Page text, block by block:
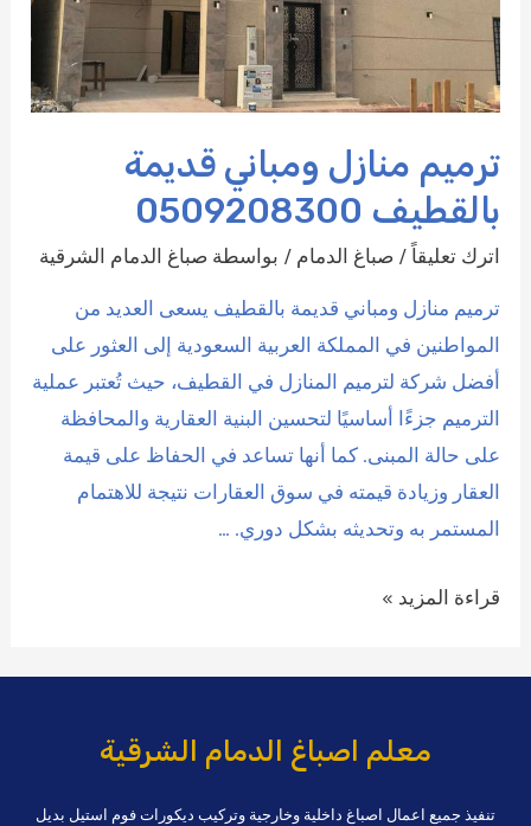
ترميم منازل ومباني قديمة
بالقطيف 0509208300
اترك تعليقاً /صباغ الدمام / بواسطة صباغ الدمام الشرقية
ترميم منازل ومباني قديمة بالقطيف يسعى العديد من
المواطنين في المملكة العربية السعودية إلى العثور على
أفضل شركة لترميم المنازل في القطيف، حيث تُعتبر عملية
الترميم جزءًا أساسيًا لتحسين البنية العقارية والمحافظة
على حالة المبنى. كما أنها تساعد في الحفاظ على قيمة
العقار وزيادة قيمته في سوق العقارات نتيجة للاهتمام
المستمر به وتحديثه بشكل دوري. …
ترميم
قراءة المزيد »
معلم اصباغ الدمام الشرقية
تنفيذ جميع اعمال اصباغ داخلية وخارجية وتركيب ديكورات فوم استيل بديل